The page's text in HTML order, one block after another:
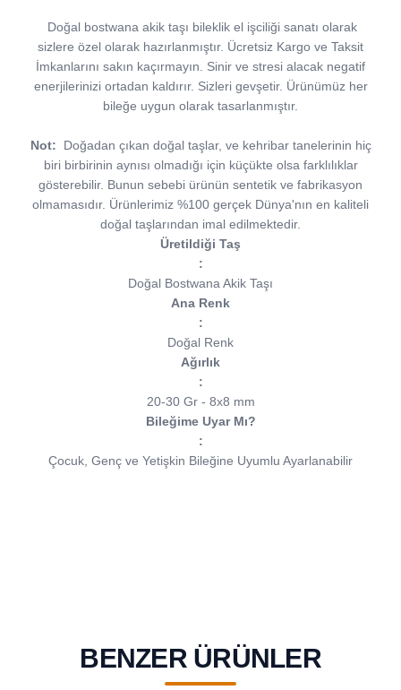
Doğal bostwana akik taşı bileklik el işciliği sanatı olarak
sizlere özel olarak hazırlanmıştır. Ücretsiz Kargo ve Taksit
İmkanlarını sakın kaçırmayın. Sinir ve stresi alacak negatif
enerjilerinizi ortadan kaldırır. Sizleri gevşetir. Ürünümüz her
bileğe uygun olarak tasarlanmıştır.
Not:
Doğadan çıkan doğal taşlar, ve kehribar tanelerinin hiç
biri birbirinin aynısı olmadığı için küçükte olsa farklılıklar
gösterebilir. Bunun sebebi ürünün sentetik ve fabrikasyon
olmamasıdır. Ürünlerimiz %100 gerçek Dünya'nın en kaliteli
doğal taşlarından imal edilmektedir.
Üretildiği Taş
:
Doğal Bostwana Akik Taşı
Ana Renk
:
Doğal Renk
Ağırlık
:
20-30 Gr - 8x8 mm
Bileğime Uyar Mı?
:
Çocuk, Genç ve Yetişkin Bileğine Uyumlu Ayarlanabilir
BENZER ÜRÜNLER